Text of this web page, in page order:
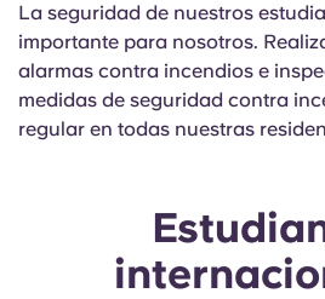
La seguridad de nuestros
importante para nosotros.
alarmas contra incendios e
medidas de seguridad contra
regular en todas nuestras